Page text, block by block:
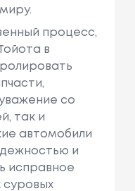
процесс,
в
со
так и
автомобили
и
исправное
суровых